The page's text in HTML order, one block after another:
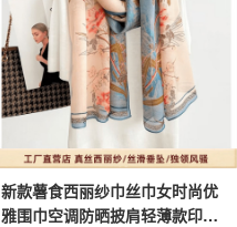
新款薯食西丽纱巾丝巾女时尚优
雅围巾空调防晒披肩轻薄款印花